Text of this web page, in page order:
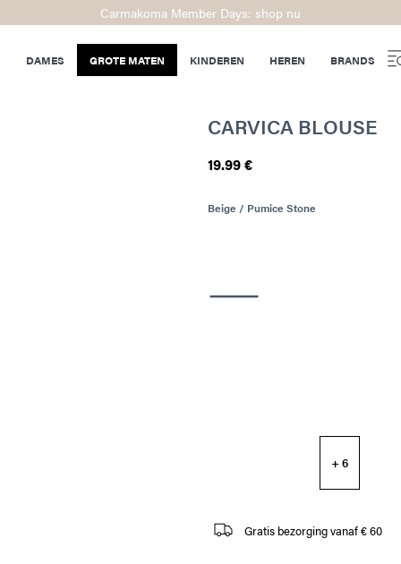
Carmakoma Member Days: shop nu
DAMES GROTE MATEN KINDEREN HEREN BRANDS
CARVICA BLOUSE
19.99 €
Beige / Pumice Stone
+ 6
Gratis bezorging vanaf € 60